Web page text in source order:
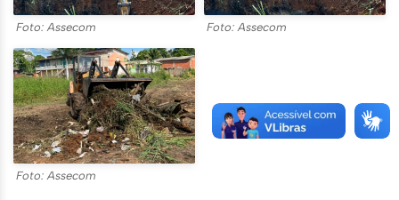
Foto: Assecom Foto: Assecom
Foto: Assecom